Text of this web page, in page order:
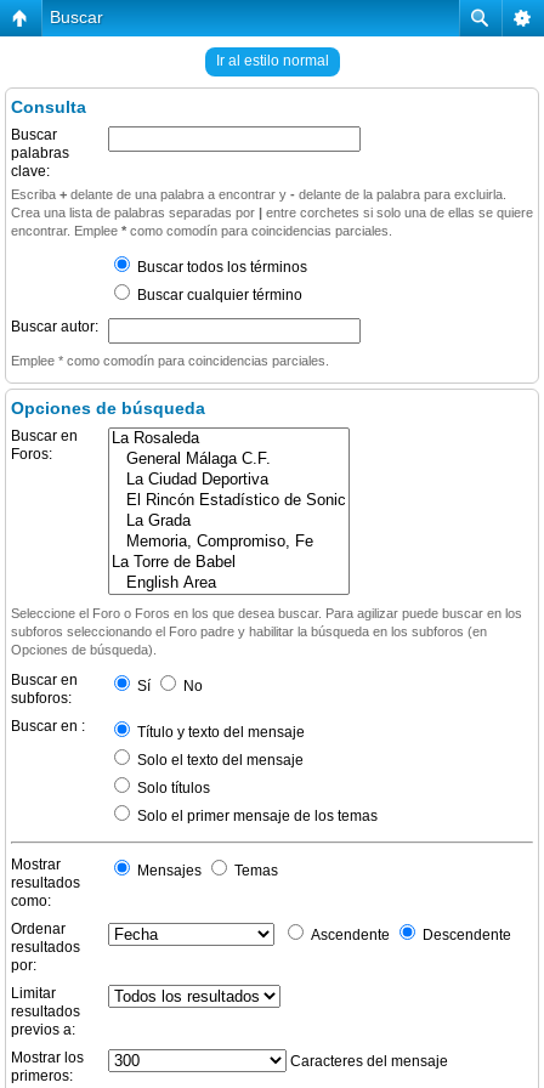
Buscar
Ir al estilo normal
Consulta
Buscar
palabras
clave:
Escriba + delante de una palabra a encontrar y - delante de la palabra para excluirla.
Crea una lista de palabras separadas por | entre corchetes si solo una de ellas se quiere
encontrar. Emplee * como comodín para coincidencias parciales.
Buscar todos los términos
Buscar cualquier término
Buscar autor:
Emplee * como comodín para coincidencias parciales.
Opciones de búsqueda
Buscar en
Foros:
Seleccione el Foro o Foros en los que desea buscar. Para agilizar puede buscar en los
subforos seleccionando el Foro padre y habilitar la búsqueda en los subforos (en
Opciones de búsqueda).
Buscar en
subforos:
Sí No
Buscar en :
Título y texto del mensaje
Solo el texto del mensaje
Solo títulos
Solo el primer mensaje de los temas
Mostrar
resultados
como:
Mensajes Temas
Ordenar
resultados
por:
Ascendente Descendente
Limitar
resultados
previos a:
Mostrar los
primeros:
Caracteres del mensaje